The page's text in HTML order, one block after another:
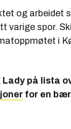
og arbeidet
varige spor.
i
Lady på lista
for en